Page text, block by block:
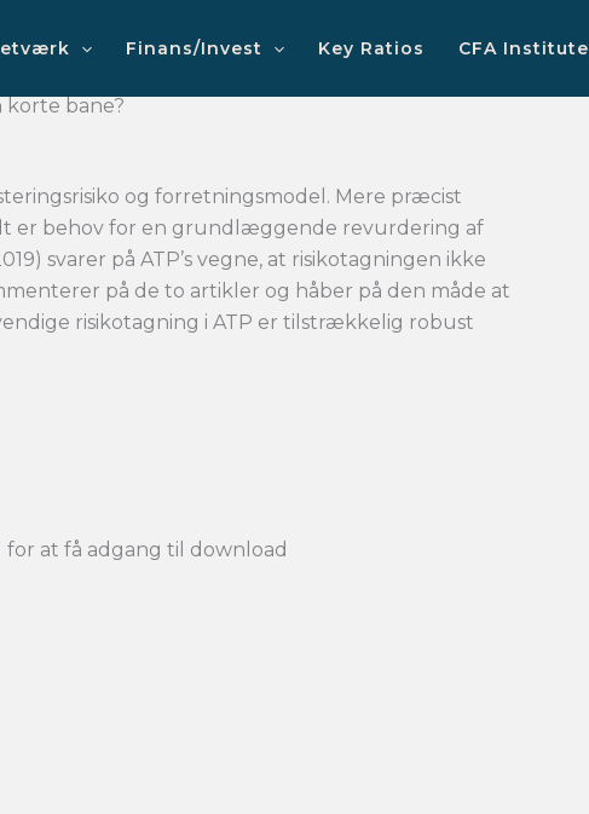
Finans/Invest Key Ratios CFA Institute
korte bane?
og forretningsmodel. Mere præcist
er behov for en grundlæggende revurdering af
svarer på ATP’s vegne, at risikotagningen ikke
på de to artikler og håber på den måde at
risikotagning i ATP er tilstrækkelig robust
for at få adgang til download